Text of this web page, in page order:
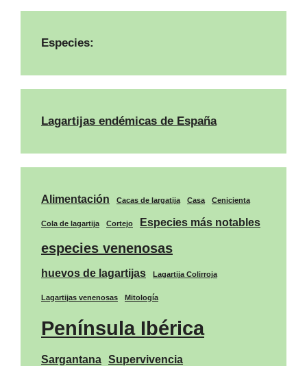
Especies:
Lagartijas endémicas de España
Alimentación Cacas de largatija Casa Cenicienta
Cola de lagartija Cortejo Especies más notables
especies venenosas
huevos de lagartijas Lagartija Colirroja
Lagartijas venenosas Mitología
Península Ibérica
Sargantana Supervivencia